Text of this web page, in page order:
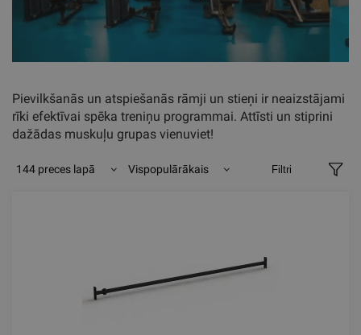
Pievilkšanās un atspiešanās rāmji un stieņi ir neaizstājami
rīki efektīvai spēka treniņu programmai. Attīsti un stiprini
dažādas muskuļu grupas vienuviet!
144 preces lapā Vispopulārākais Filtri